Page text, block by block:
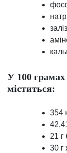
У 100 грамах
міститься:
354
21 г
30 г